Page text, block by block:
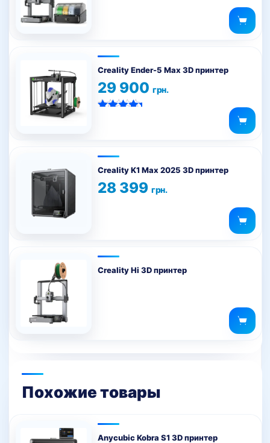
Creality Ender-5 Max 3D принтер
29 900 грн.
Creality K1 Max 2025 3D принтер
28 399 грн.
Creality Hi 3D принтер
Похожие товары
Anycubic Kobra S1 3D принтер